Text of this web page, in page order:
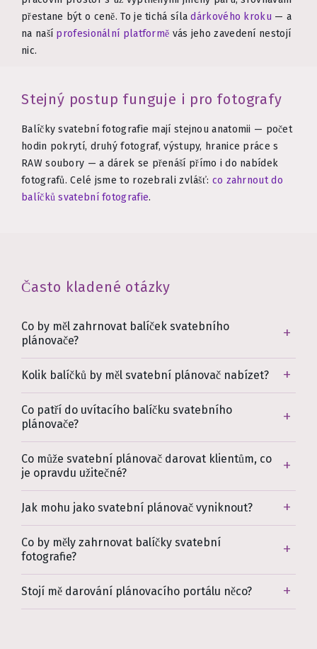
přestane být o ceně. To je tichá síladárkového kroku — a
na naší profesionální platformě vás jeho zavedení nestojí
nic.
Stejný postup funguje i pro fotografy
Balíčky svatební fotografie mají stejnou anatomii — počet
hodin pokrytí, druhý fotograf, výstupy, hranice práce s
RAW soubory — a dárek se přenáší přímo i do nabídek
fotografů. Celé jsme to rozebrali zvlášť: co zahrnout do
balíčků svatební fotografie.
Často kladené otázky
Co by měl zahrnovat balíček svatebního
plánovače?
Kolik balíčků by měl svatební plánovač nabízet?
Co patří do uvítacího balíčku svatebního
plánovače?
Co může svatební plánovač darovat klientům, co
je opravdu užitečné?
Jak mohu jako svatební plánovač vyniknout?
Co by měly zahrnovat balíčky svatební
fotografie?
Stojí mě darování plánovacího portálu něco?